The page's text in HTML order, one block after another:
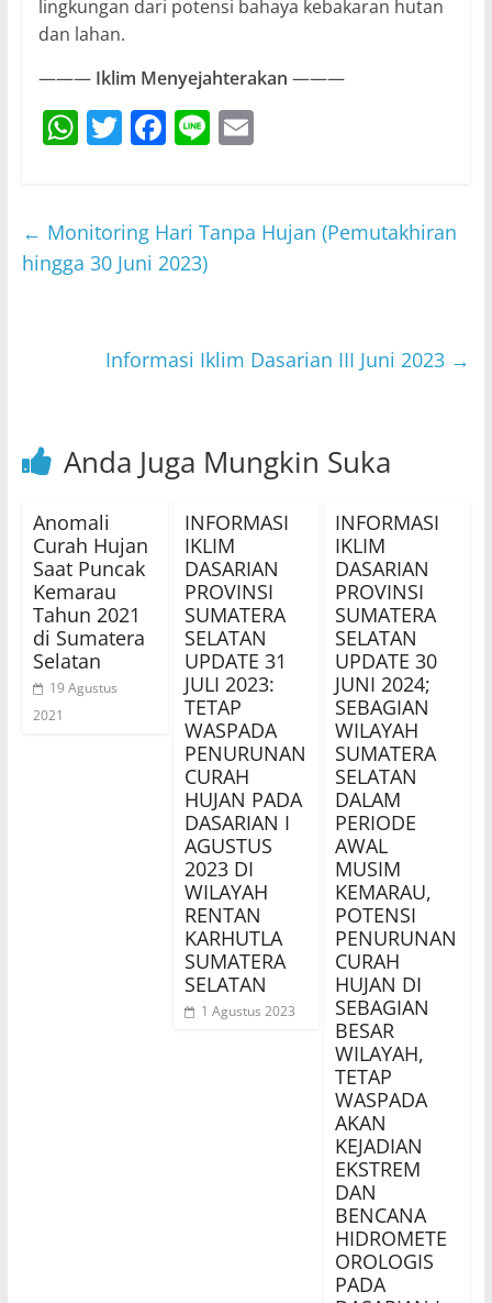
lingkungan dari potensi bahaya kebakaran hutan
dan lahan.
——— Iklim Menyejahterakan ———
W
s
A
T
er
F
e
b
k
Li E
l
← Monitoring Hari Tanpa Hujan (Pemutakhiran
hingga 30 Juni 2023)
Informasi Iklim Dasarian III Juni 2023 →
Anda Juga Mungkin Suka
Anomali
Curah Hujan
Saat Puncak
Kemarau
Tahun 2021
di Sumatera
Selatan
19 Agustus
2021
INFORMASI
IKLIM
DASARIAN
PROVINSI
SUMATERA
SELATAN
UPDATE 31
JULI 2023:
TETAP
WASPADA
PENURUNAN
CURAH
HUJAN PADA
DASARIAN I
AGUSTUS
2023 DI
WILAYAH
RENTAN
KARHUTLA
SUMATERA
SELATAN
1 Agustus 2023
INFORMASI
IKLIM
DASARIAN
PROVINSI
SUMATERA
SELATAN
UPDATE 30
JUNI 2024;
SEBAGIAN
WILAYAH
SUMATERA
SELATAN
DALAM
PERIODE
AWAL
MUSIM
KEMARAU,
POTENSI
PENURUNAN
CURAH
HUJAN DI
SEBAGIAN
BESAR
WILAYAH,
TETAP
WASPADA
AKAN
KEJADIAN
EKSTREM
DAN
BENCANA
HIDROMETE
OROLOGIS
PADA